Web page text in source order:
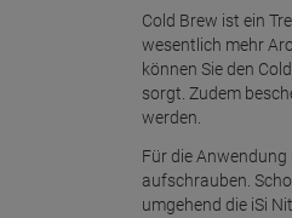
Cold Brew ist ein
wesentlich mehr
können Sie den
sorgt. Zudem
werden.
Für die Anwendung
aufschrauben.
umgehend die iSi